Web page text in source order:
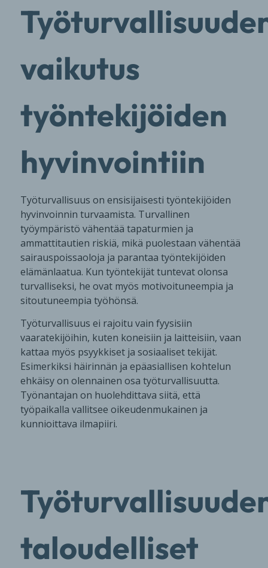
vaikutus
työntekijöiden
hyvinvointiin
Työturvallisuus on ensisijaisesti työntekijöiden
hyvinvoinnin turvaamista. Turvallinen
työympäristö vähentää tapaturmien ja
ammattitautien riskiä, mikä puolestaan vähentää
sairauspoissaoloja ja parantaa työntekijöiden
elämänlaatua. Kun työntekijät tuntevat olonsa
turvalliseksi, he ovat myös motivoituneempia ja
sitoutuneempia työhönsä.
Työturvallisuus ei rajoitu vain fyysisiin
vaaratekijöihin, kuten koneisiin ja laitteisiin, vaan
kattaa myös psyykkiset ja sosiaaliset tekijät.
Esimerkiksi häirinnän ja epäasiallisen kohtelun
ehkäisy on olennainen osa työturvallisuutta.
Työnantajan on huolehdittava siitä, että
työpaikalla vallitsee oikeudenmukainen ja
kunnioittava ilmapiiri.
taloudelliset